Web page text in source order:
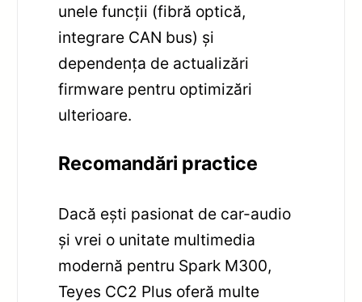
unele funcții (fibră optică,
integrare CAN bus) și
dependența de actualizări
firmware pentru optimizări
ulterioare.
Recomandări practice
Dacă ești pasionat de car-audio
și vrei o unitate multimedia
modernă pentru Spark M300,
Teyes CC2 Plus oferă multe